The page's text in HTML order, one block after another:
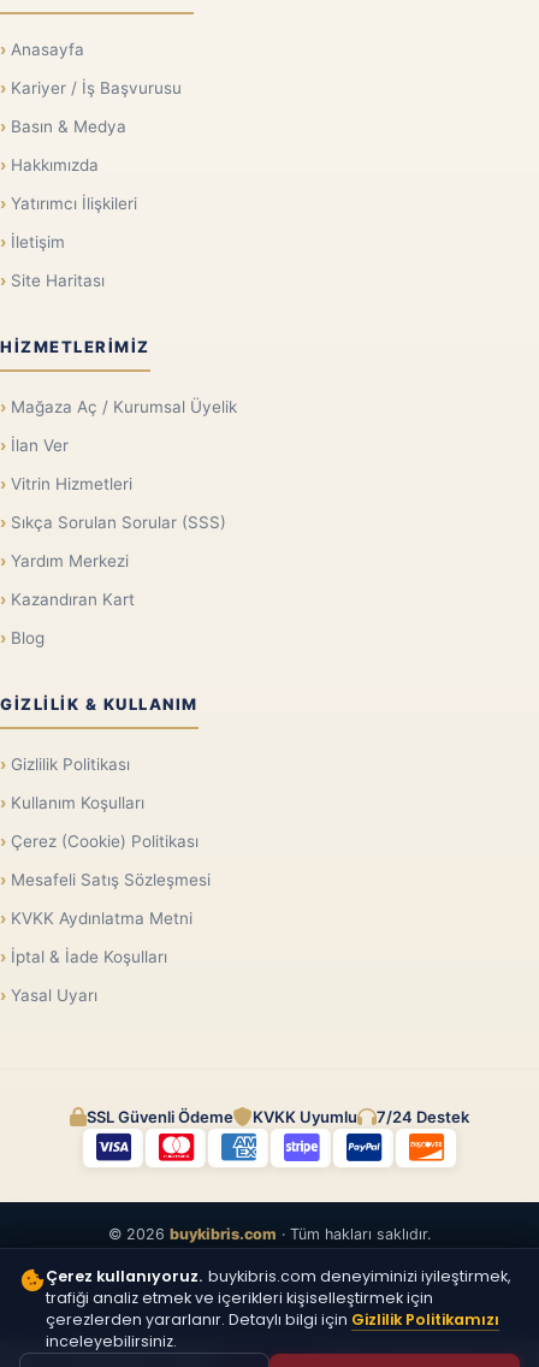
Anasayfa
Kariyer / İş Başvurusu
Basın & Medya
Hakkımızda
Yatırımcı İlişkileri
İletişim
Site Haritası
HIZMETLERIMIZ
Mağaza Aç / Kurumsal Üyelik
İlan Ver
Vitrin Hizmetleri
Sıkça Sorulan Sorular (SSS)
Yardım Merkezi
Kazandıran Kart
Blog
GIZLILIK & KULLANIM
Gizlilik Politikası
Kullanım Koşulları
Çerez (Cookie) Politikası
Mesafeli Satış Sözleşmesi
KVKK Aydınlatma Metni
İptal & İade Koşulları
Yasal Uyarı
SSL Güvenli Ödeme KVKK Uyumlu 7/24 Destek
© 2026 buykibris.com · Tüm hakları saklıdır.
Çerez kullanıyoruz. buykibris.com deneyiminizi iyileştirmek,
trafiği analiz etmek ve içerikleri kişiselleştirmek için
çerezlerden yararlanır. Detaylı bilgi için Gizlilik Politikamızı
inceleyebilirsiniz.